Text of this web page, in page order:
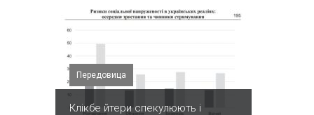
Передовица
Клікбе йтери спекулюють і